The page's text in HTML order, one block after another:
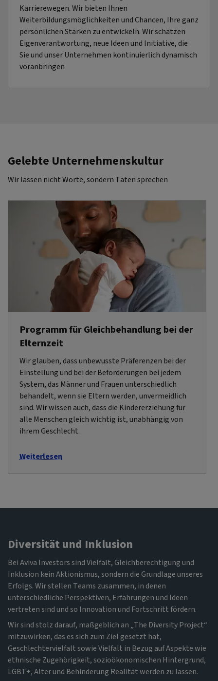
Karrierewegen. Wir bieten Ihnen
Weiterbildungsmöglichkeiten und Chancen, Ihre ganz
persönlichen Stärken zu entwickeln. Wir schätzen
Eigenverantwortung, neue Ideen und Initiative, die
Sie und unser Unternehmen kontinuierlich dynamisch
voranbringen
Gelebte Unternehmenskultur
Wir lassen nicht Worte, sondern Taten sprechen
Programm für Gleichbehandlung bei der
Elternzeit
Wir glauben, dass unbewusste Präferenzen bei der
Einstellung und bei der Beförderungen bei jedem
System, das Männer und Frauen unterschiedlich
behandelt, wenn sie Eltern werden, unvermeidlich
sind. Wir wissen auch, dass die Kindererziehung für
alle Menschen gleich wichtig ist, unabhängig von
ihrem Geschlecht.
Weiterlesen
Diversität und Inklusion
Bei Aviva Investors sind Vielfalt, Gleichberechtigung und
Inklusion kein Aktionismus, sondern die Grundlage unseres
Erfolgs. Wir stellen Teams zusammen, in denen
unterschiedliche Perspektiven, Erfahrungen und Ideen
vertreten sind und so Innovation und Fortschritt fördern.
Wir sind stolz darauf, maßgeblich an „The Diversity Project“
mitzuwirken, das es sich zum Ziel gesetzt hat,
Geschlechtervielfalt sowie Vielfalt in Bezug auf Aspekte wie
ethnische Zugehörigkeit, sozioökonomischen Hintergrund,
LGBT+, Alter und Behinderung Realität werden zu lassen.